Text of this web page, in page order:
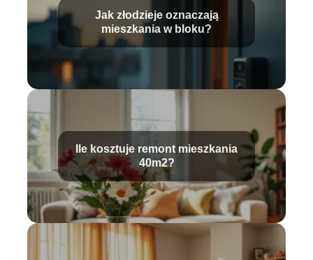
Jak złodzieje oznaczają
mieszkania w bloku?
Ile kosztuje remont mieszkania
40m2?